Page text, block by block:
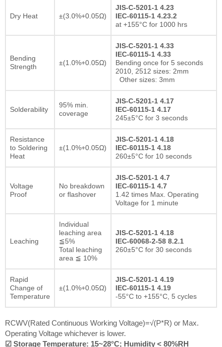
Dry Heat ±(3.0%+0.05Ω)
JIS-C-5201-1 4.23
IEC-60115-1 4.23.2
at +155°C for 1000 hrs
Bending
Strength
±(1.0%+0.05Ω)
JIS-C-5201-1 4.33
IEC-60115-1 4.33
Bending once for 5 seconds
2010, 2512 sizes: 2mm
Other sizes: 3mm
Solderability
95% min.
coverage
JIS-C-5201-1 4.17
IEC-60115-1 4.17
245±5°C for 3 seconds
Resistance
to Soldering
Heat
±(1.0%+0.05Ω)
JIS-C-5201-1 4.18
IEC-60115-1 4.18
260±5°C for 10 seconds
Voltage
Proof
No breakdown
or flashover
JIS-C-5201-1 4.7
IEC-60115-1 4.7
1.42 times Max. Operating
Voltage for 1 minute
Leaching
Individual
leaching area
≦5%
Total leaching
area ≦ 10%
JIS-C-5201-1 4.18
IEC-60068-2-58 8.2.1
260±5°C for 30 seconds
Rapid
Change of
Temperature
±(1.0%+0.05Ω)
JIS-C-5201-1 4.19
IEC-60115-1 4.19
-55°C to +155°C, 5 cycles
RCWV(Rated Continuous Working Voltage)=√(P*R) or Max.
Operating Voltage whichever is lower.
☑ Storage Temperature: 15~28°C; Humidity < 80%RH